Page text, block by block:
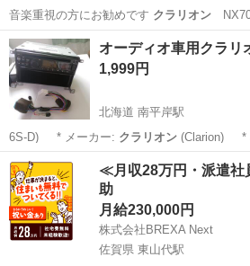
音楽重視の方にお勧めです クラリオン
群馬 世良田駅 カーナビ、テレビ
オーディオ車用クラリ
1,999円
北海道 南平岸駅
6S-D) * メーカー: クラリオン(Clarion) *
北海道 札幌市 南平岸駅 カーオー
≪月収28万円・派遣
助
月給230,000円
株式会社BREXA Next
佐賀県 東山代駅